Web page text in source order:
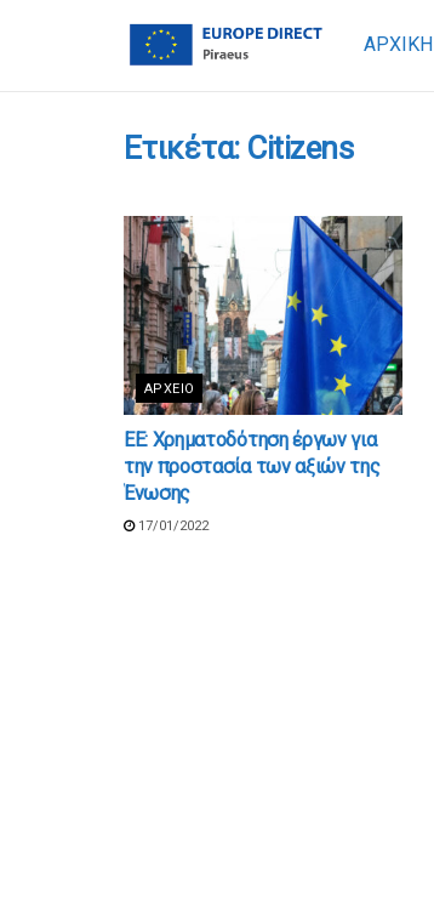
ΑΡΧΙΚΗ
Ετικέτα: Citizens
ΑΡΧΕΊΟ
ΕΕ: Χρηματοδότηση έργων για
την προστασία των αξιών της
Ένωσης
17/01/2022